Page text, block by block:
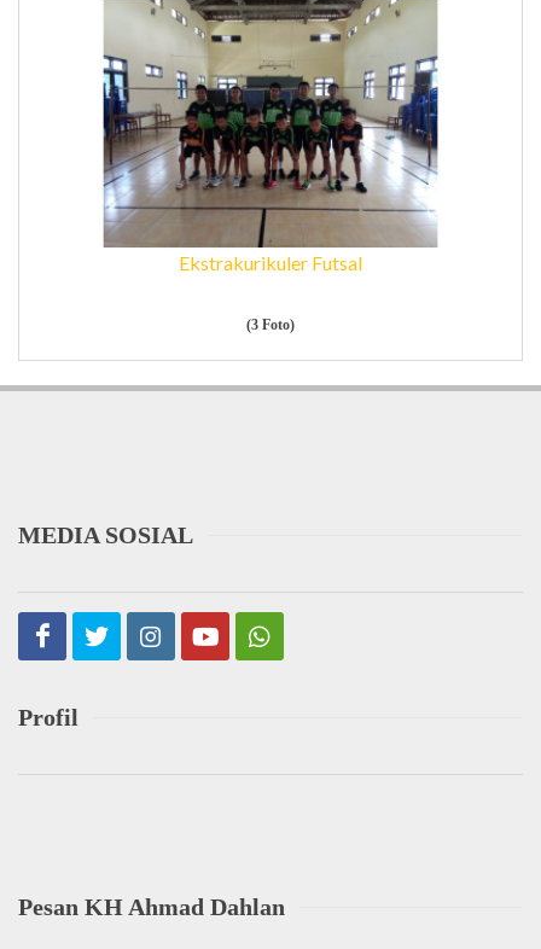
Ekstrakurikuler Futsal
(3 Foto)
MEDIA SOSIAL
Profil
Pesan KH Ahmad Dahlan